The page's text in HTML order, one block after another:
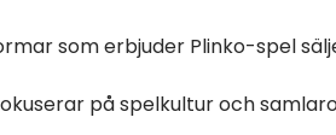
som erbjuder Plinko-spel
på spelkultur och